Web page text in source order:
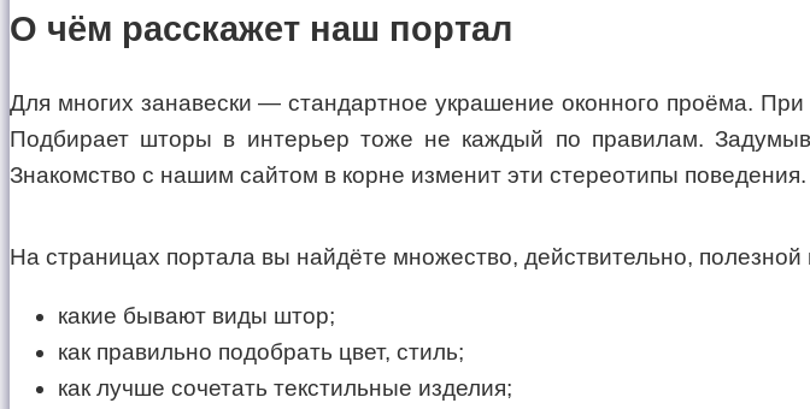
О чём расскажет наш портал
Для многих занавески — стандартное украшение оконного проёма.
Подбирает шторы в интерьер тоже не каждый по правилам.
Знакомство с нашим сайтом в корне изменит эти стереотипы поведения.
На страницах портала вы найдёте множество, действительно,
какие бывают виды штор;
как правильно подобрать цвет, стиль;
как лучше сочетать текстильные изделия;